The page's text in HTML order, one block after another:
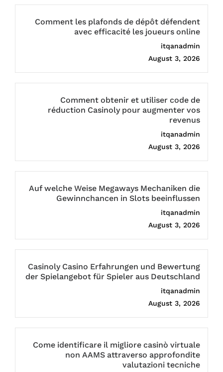
Comment les plafonds de dépôt défendent
avec efficacité les joueurs online
itqanadmin
August 3, 2026
Comment obtenir et utiliser code de
réduction Casinoly pour augmenter vos
revenus
itqanadmin
August 3, 2026
Auf welche Weise Megaways Mechaniken die
Gewinnchancen in Slots beeinflussen
itqanadmin
August 3, 2026
Casinoly Casino Erfahrungen und Bewertung
der Spielangebot für Spieler aus Deutschland
itqanadmin
August 3, 2026
Come identificare il migliore casinò virtuale
non AAMS attraverso approfondite
valutazioni tecniche